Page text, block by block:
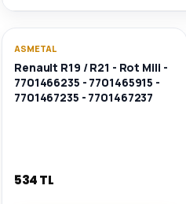
ASMETAL
Renault R19 / R21 - Rot Mili -
7701466235 - 7701465915 -
7701467235 - 7701467237
534 TL